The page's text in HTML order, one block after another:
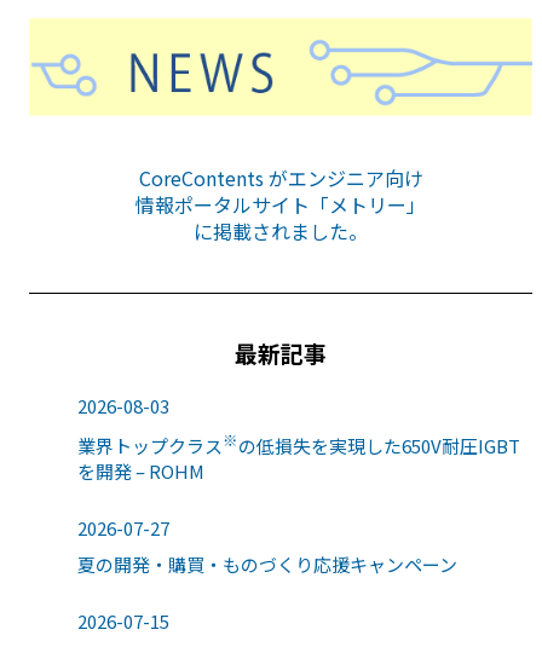
CoreContents がエンジニア向け
情報ポータルサイト「メトリー」
に掲載されました。
最新記事
2026-08-03
業界トップクラス※の低損失を実現した650V耐圧IGBT
を開発 – ROHM
2026-07-27
夏の開発・購買・ものづくり応援キャンペーン
2026-07-15